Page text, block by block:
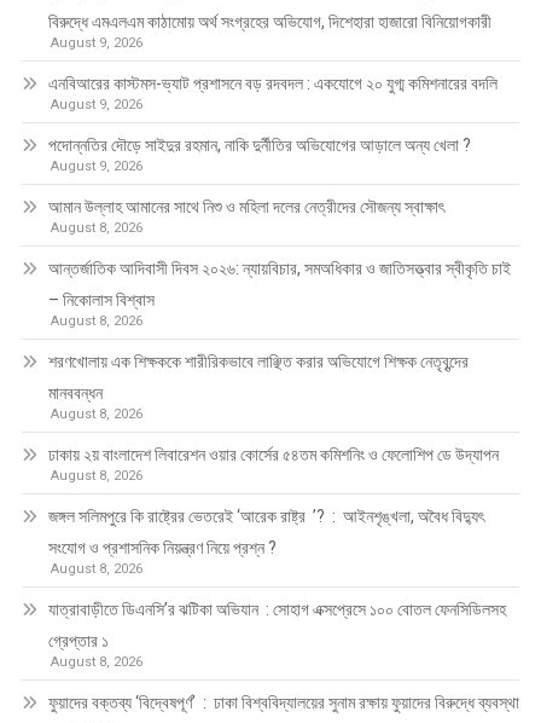
বিরুদ্ধে এমএলএম কাঠামোয় অর্থ সংগ্রহের অভিযোগ, দিশেহারা হাজারো বিনিয়োগকারী
August 9, 2026
এনবিআরের কাস্টমস-ভ্যাট প্রশাসনে বড় রদবদল : একযোগে ২০ যুগ্ম কমিশনারের বদলি
August 9, 2026
পদোন্নতির দৌড়ে সাইদুর রহমান, নাকি দুর্নীতির অভিযোগের আড়ালে অন্য খেলা ?
August 9, 2026
আমান উল্লাহ আমানের সাথে নিশু ও মহিলা দলের নেত্রীদের সৌজন্য স্বাক্ষাৎ
August 8, 2026
আন্তর্জাতিক আদিবাসী দিবস ২০২৬: ন্যায়বিচার, সমঅধিকার ও জাতিসত্ত্বার স্বীকৃতি চাই
– নিকোলাস বিশ্বাস
August 8, 2026
শরণখোলায় এক শিক্ষককে শারীরিকভাবে লাঞ্ছিত করার অভিযোগে শিক্ষক নেতৃবৃন্দের
মানববন্ধন
August 8, 2026
ঢাকায় ২য় বাংলাদেশ লিবারেশন ওয়ার কোর্সের ৫৪তম কমিশনিং ও ফেলোশিপ ডে উদ্‌যাপন
August 8, 2026
জঙ্গল সলিমপুরে কি রাষ্ট্রের ভেতরেই ‘আরেক রাষ্ট্র ’? : আইনশৃঙ্খলা, অবৈধ বিদ্যুৎ
সংযোগ ও প্রশাসনিক নিয়ন্ত্রণ নিয়ে প্রশ্ন ?
August 8, 2026
যাত্রাবাড়ীতে ডিএনসি’র ঝটিকা অভিযান : সোহাগ এক্সপ্রেসে ১০০ বোতল ফেনসিডিলসহ
গ্রেপ্তার ১
August 8, 2026
ফুয়াদের বক্তব্য ‘বিদ্বেষপূর্ণ’ : ঢাকা বিশ্ববিদ্যালয়ের সুনাম রক্ষায় ফুয়াদের বিরুদ্ধে ব্যবস্থা